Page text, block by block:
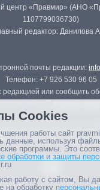
центр «Правмир» (АНО
1107799036730)
редактор: Данилова
почты редакции:
Телефон: +7 926 530 96 05
редакцией или сообщить
сайта в печатных
с письменного
Cookies
работы сайт
данные, используя
программы. Это
обработки и защиты
работу с сайтом, Вы
на обработку